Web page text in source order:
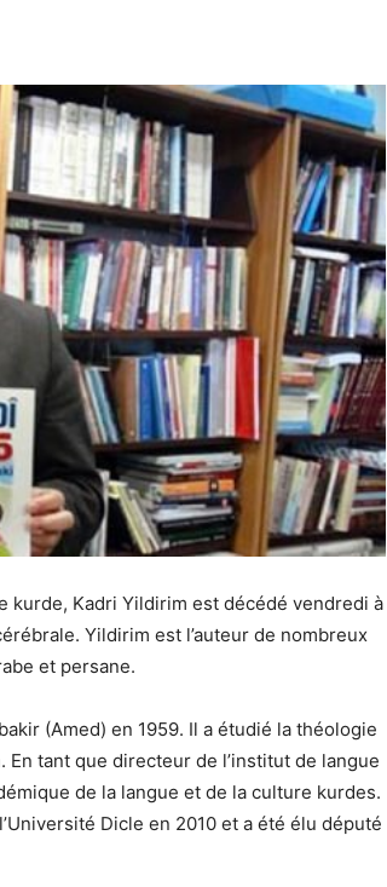
kurde, Kadri Yildirim est décédé vendredi à
Yildirim est l’auteur de nombreux
et persane.
(Amed) en 1959. Il a étudié la théologie
tant que directeur de l’institut de langue
de la langue et de la culture kurdes.
Dicle en 2010 et a été élu député